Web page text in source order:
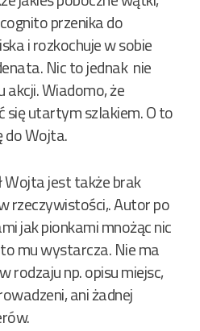
przenika do
i rozkochuje w sobie
Nic to jednak nie
akcji. Wiadomo, że
utartym szlakiem. O to
do Wojta.
Wojta jest także brak
rzeczywistości,. Autor po
jak pionkami mnożąc nic
mu wystarcza. Nie ma
rodzaju np. opisu miejsc,
ani żadnej